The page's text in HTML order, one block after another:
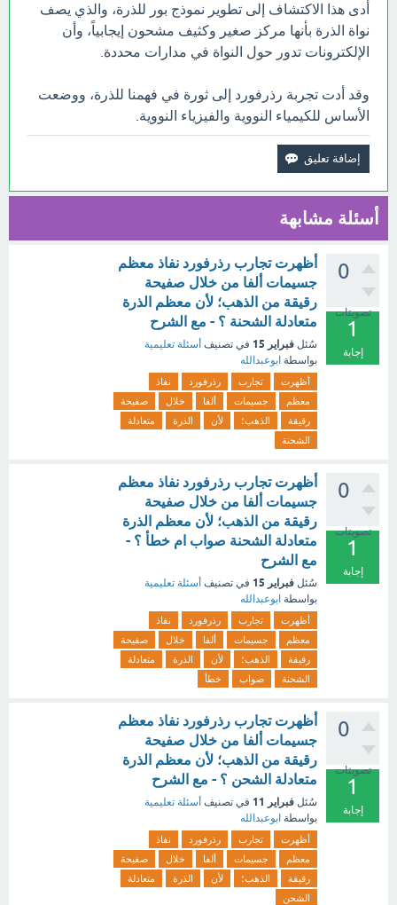
أدى هذا الاكتشاف إلى تطوير نموذج بور للذرة، والذي يصف
نواة الذرة بأنها مركز صغير وكثيف مشحون إيجابياً، وأن
الإلكترونات تدور حول النواة في مدارات محددة.
وقد أدت تجربة رذرفورد إلى ثورة في فهمنا للذرة، ووضعت
الأساس للكيمياء النووية والفيزياء النووية.
أسئلة مشابهة
0
تصويتات
1
إجابة
أظهرت تجارب رذرفورد نفاذ معظم
جسيمات ألفا من خلال صفيحة
رقيقة من الذهب؛ لأن معظم الذرة
متعادلة الشحنة ؟ - مع الشرح
سُئل فبراير 15 في تصنيف أسئلة تعليمية
بواسطة ابوعبدالله
أظهرت تجارب رذرفورد
نفاذ
معظم
جسيمات ألفا خلال
صفيحة
رقيقة
الذهب؛ لأن الذرة
متعادلة
الشحنة
0
تصويتات
1
إجابة
أظهرت تجارب رذرفورد نفاذ معظم
جسيمات ألفا من خلال صفيحة
رقيقة من الذهب؛ لأن معظم الذرة
متعادلة الشحنة صواب ام خطأ ؟ -
مع الشرح
سُئل فبراير 15 في تصنيف أسئلة تعليمية
بواسطة ابوعبدالله
أظهرت تجارب رذرفورد
نفاذ
معظم
جسيمات ألفا خلال
صفيحة
رقيقة
الذهب؛ لأن الذرة
متعادلة
الشحنة
صواب خطأ
0
تصويتات
1
إجابة
أظهرت تجارب رذرفورد نفاذ معظم
جسيمات ألفا من خلال صفيحة
رقيقة من الذهب؛ لأن معظم الذرة
متعادلة الشحن ؟ - مع الشرح
سُئل فبراير 11 في تصنيف أسئلة تعليمية
بواسطة ابوعبدالله
أظهرت تجارب رذرفورد
نفاذ
معظم
جسيمات ألفا خلال
صفيحة
رقيقة
الذهب؛ لأن الذرة
متعادلة
الشحن